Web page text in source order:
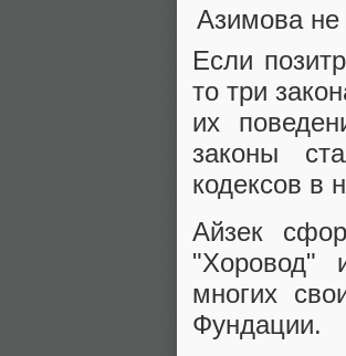
Если
то три
их
законы
кодексов в
Айзек
"Хоровод"
многих
Фундации.